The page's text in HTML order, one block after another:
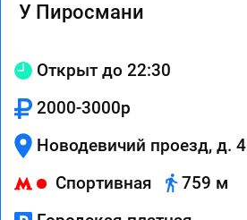
У Пиросмани
Открыт до 22:30
2000-3000р
Новодевичий проезд, д. 4
Спортивная
759 м